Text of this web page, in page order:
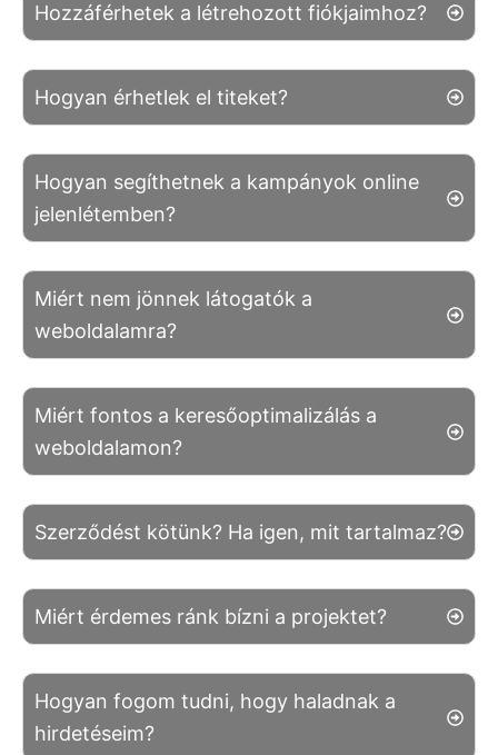
Hozzáférhetek a létrehozott fiókjaimhoz?
Hogyan érhetlek el titeket?
Hogyan segíthetnek a kampányok online
jelenlétemben?
Miért nem jönnek látogatók a
weboldalamra?
Miért fontos a keresőoptimalizálás a
weboldalamon?
Szerződést kötünk? Ha igen, mit tartalmaz?
Miért érdemes ránk bízni a projektet?
Hogyan fogom tudni, hogy haladnak a
hirdetéseim?